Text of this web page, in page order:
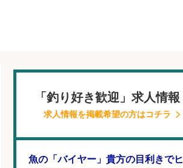
「釣り好き歓迎」求人情報
求人情報を掲載希望の方はコチラ
魚の「バイヤー」貴方の目利きでヒ